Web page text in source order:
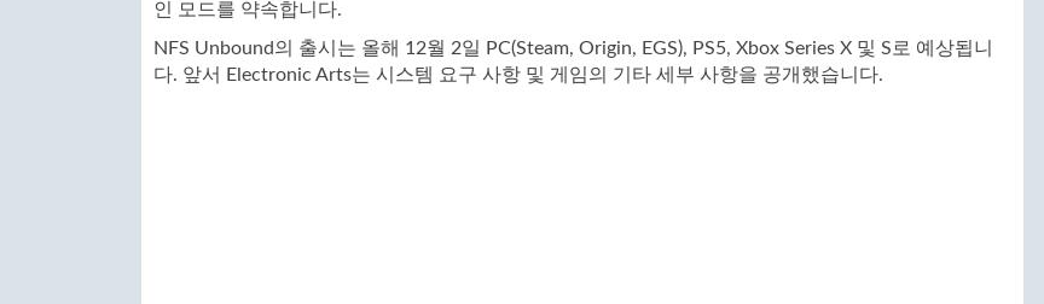
인 모드를 약속합니다.
NFS Unbound의 출시는 올해 12월 2일 PC(Steam, Origin, EGS), PS5, Xbox Series X 및 S로 예상됩니
다. 앞서 Electronic Arts는 시스템 요구 사항 및 게임의 기타 세부 사항을 공개했습니다.